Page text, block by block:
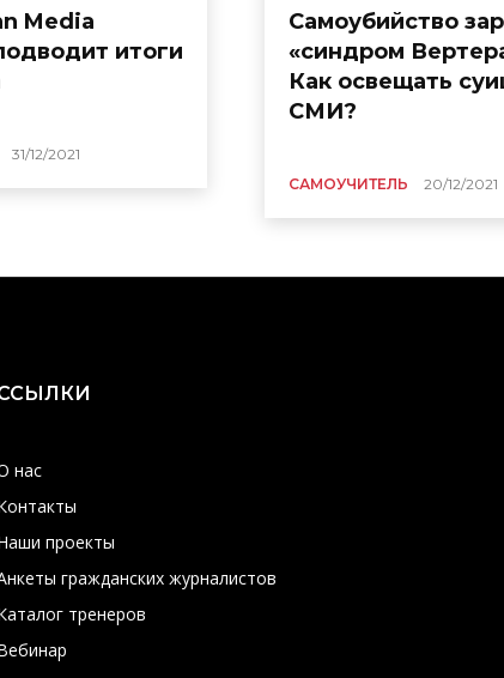
Media
итоги
31/12/2021
Самоубийство
«синдром
Как освещать
СМИ?
САМОУЧИТЕЛЬ 20/12/2021
нас
проекты
гражданских журналистов
тренеров